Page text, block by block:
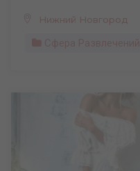
Нижний Новгород
Сфера Развлечений